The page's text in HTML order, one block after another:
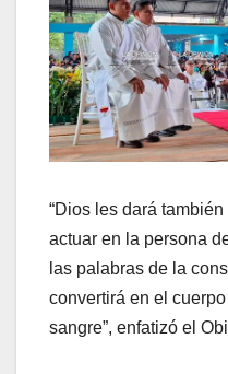
“Dios les dará
actuar en la persona
las palabras de la
convertirá en el
sangre”, enfatizó el